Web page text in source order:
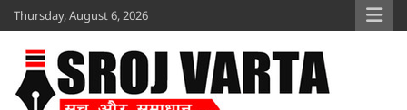
Skip
to
content
Thursday, August 6, 2026